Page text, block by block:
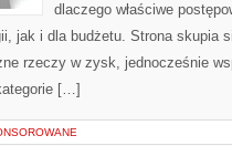
dlaczego właściwe
jak i dla budżetu. Strona skupia
rzeczy w zysk, jednocześnie
[…]